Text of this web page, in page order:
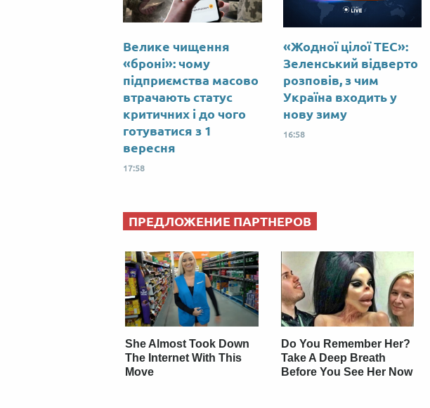
Велике чищення
«броні»: чому
підприємства масово
втрачають статус
критичних і до чого
готуватися з 1
вересня
17:58
«Жодної цілої ТЕС»:
Зеленський відверто
розповів, з чим
Україна входить у
нову зиму
16:58
ПРЕДЛОЖЕНИЕ ПАРТНЕРОВ
She Almost Took Down
The Internet With This
Move
Do You Remember Her?
Take A Deep Breath
Before You See Her Now